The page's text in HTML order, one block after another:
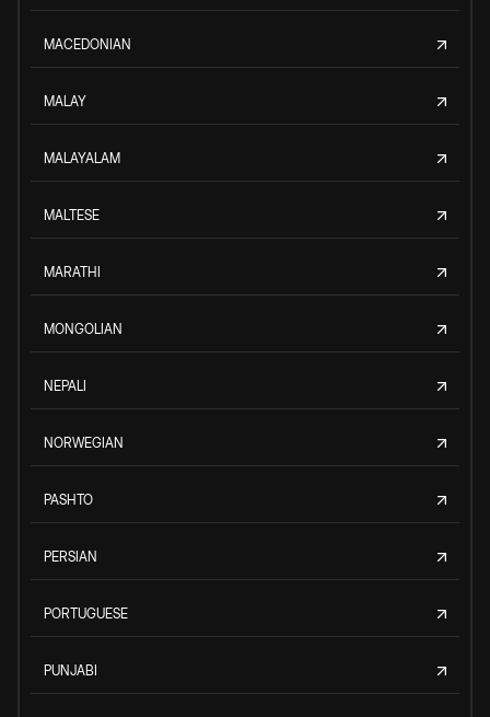
MACEDONIAN
MALAY
MALAYALAM
MALTESE
MARATHI
MONGOLIAN
NEPALI
NORWEGIAN
PASHTO
PERSIAN
PORTUGUESE
PUNJABI